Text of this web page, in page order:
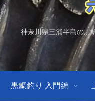
神奈川県三浦半島の黒
黒鯛釣り 入門編